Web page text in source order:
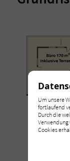
Um unsere
fortlaufend
Durch die
Verwendung
Cookies